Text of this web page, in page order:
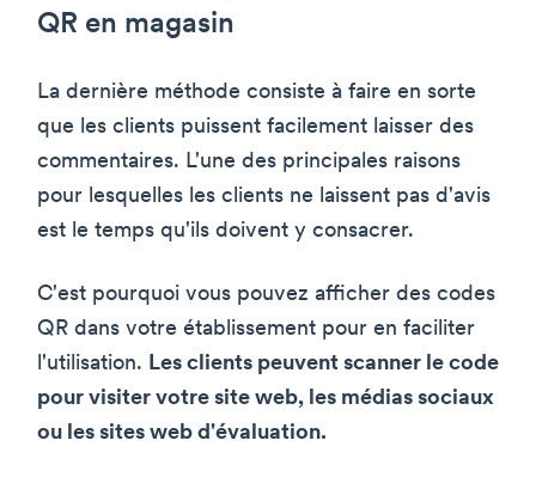
QR en magasin
La dernière méthode consiste à faire en sorte
que les clients puissent facilement laisser des
commentaires. L'une des principales raisons
pour lesquelles les clients ne laissent pas d'avis
est le temps qu'ils doivent y consacrer.
C'est pourquoi vous pouvez afficher des codes
QR dans votre établissement pour en faciliter
l'utilisation. Les clients peuvent scanner le code
pour visiter votre site web, les médias sociaux
ou les sites web d'évaluation.